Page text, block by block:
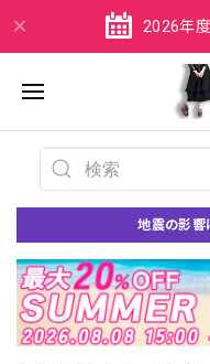
2026年
地震の影響